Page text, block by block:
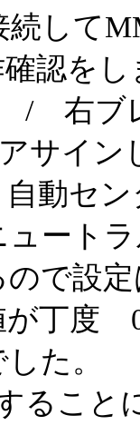
続して
認をし
/ 右ブ
サイン
動セ
ート
で設
が丁度
た。
ること